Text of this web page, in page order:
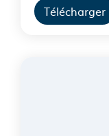
Télécharger